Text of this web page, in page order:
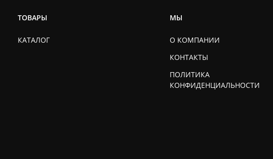
ТОВАРЫ
КАТАЛОГ
МЫ
О КОМПАНИИ
КОНТАКТЫ
ПОЛИТИКА
КОНФИДЕНЦИАЛЬНОСТИ